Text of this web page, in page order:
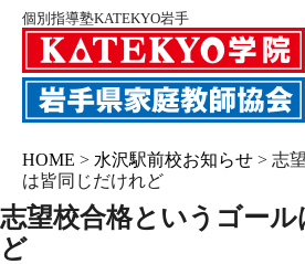
個別指導塾KATEKYO岩手
HOME > 水沢駅前校お知らせ > 志
は皆同じだけれど
志望校合格というゴー
ど